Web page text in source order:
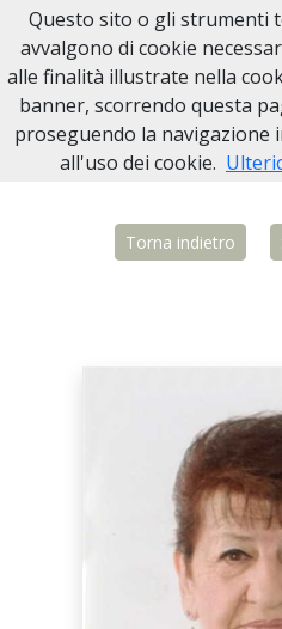
Necrologi Biella
Home Italia BI
Torna indietro
Questo sito o gli strumenti
avvalgono di cookie
alle finalità illustrate nella
banner, scorrendo questa
proseguendo la navigazione
all'uso dei cookie.